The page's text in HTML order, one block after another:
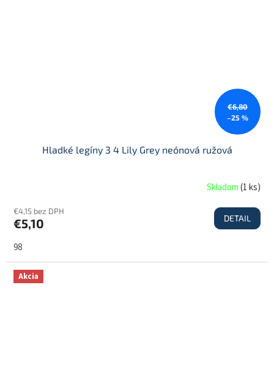
€6,80
–25 %
Hladké legíny 3 4 Lily Grey neónová ružová
Skladom(1 ks)
€4,15 bez DPH
€5,10 DETAIL
98
Akcia